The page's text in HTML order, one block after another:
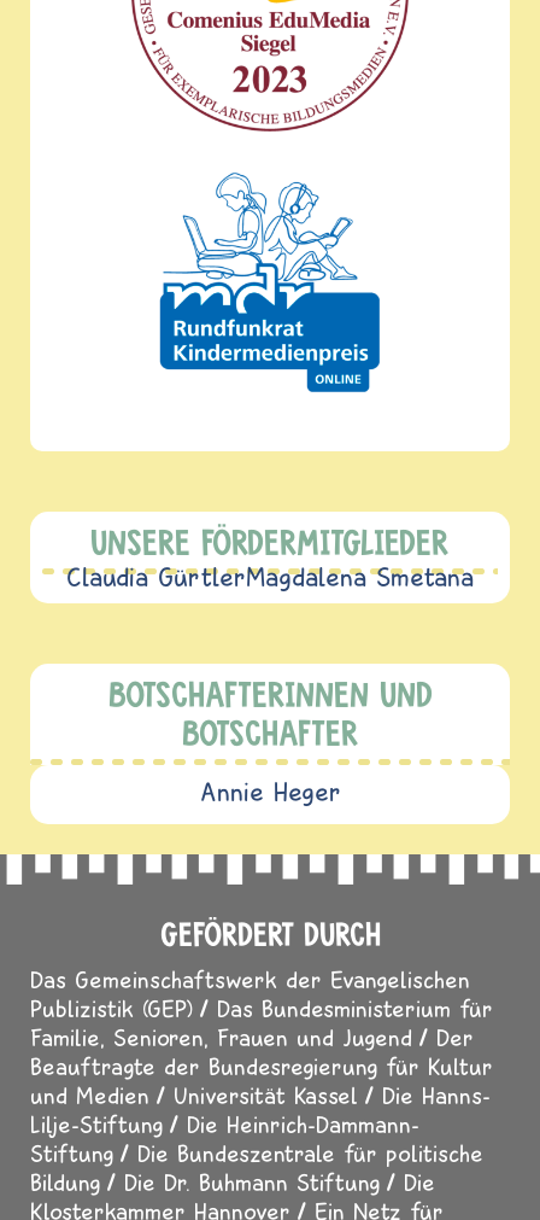
UNSERE FÖRDERMITGLIEDER
Claudia GürtlerMagdalena Smetana
BOTSCHAFTERINNEN UND
BOTSCHAFTER
Annie Heger
GEFÖRDERT DURCH
Das Gemeinschaftswerk der Evangelischen
Publizistik (GEP)
Das Bundesministerium für
Familie, Senioren, Frauen und Jugend
Der
Beauftragte der Bundesregierung für Kultur
und Medien
Universität Kassel
Die Hanns-
Lilje-Stiftung
Die Heinrich-Dammann-
Stiftung
Die Bundeszentrale für politische
Bildung
Die Dr. Buhmann Stiftung
Die
Klosterkammer Hannover
Ein Netz für